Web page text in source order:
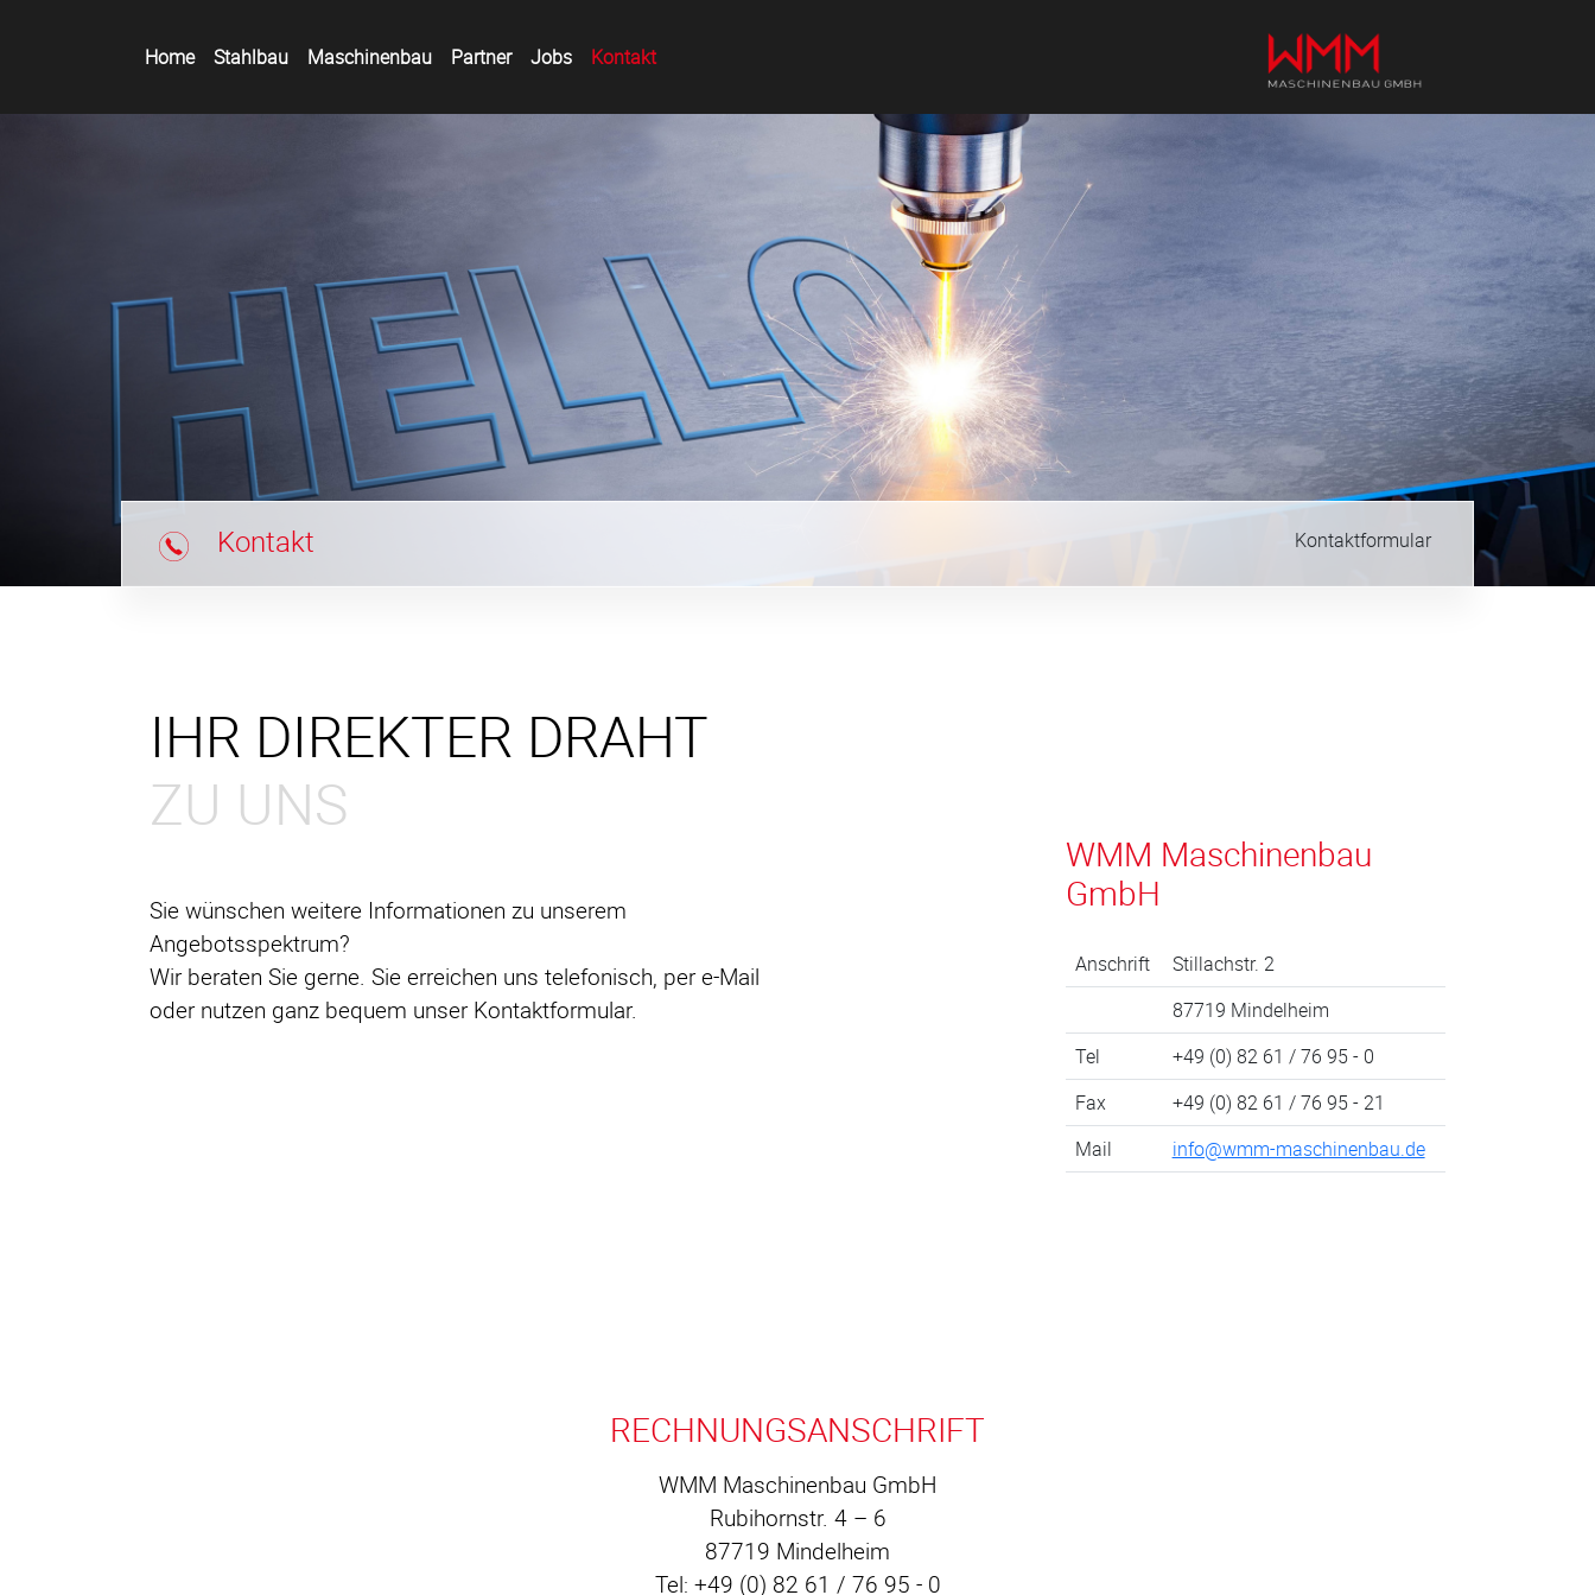
Home
Stahlbau Maschinenbau Partner Jobs Kontakt
Kontakt Kontaktformular
IHR DIREKTER DRAHT
ZU UNS
Sie wünschen weitere Informationen zu unserem
Angebotsspektrum?
Wir beraten Sie gerne. Sie erreichen uns telefonisch, per e-Mail
oder nutzen ganz bequem unser Kontaktformular.
WMM Maschinenbau
GmbH
Anschrift
Stillachstr. 2
87719 Mindelheim
Tel
+49 (0) 82 61 / 76 95 - 0
Fax
+49 (0) 82 61 / 76 95 - 21
Mail
info@wmm-maschinenbau.de
RECHNUNGSANSCHRIFT
WMM Maschinenbau GmbH
Rubihornstr. 4 – 6
87719 Mindelheim
Tel: +49 (0) 82 61 / 76 95 - 0